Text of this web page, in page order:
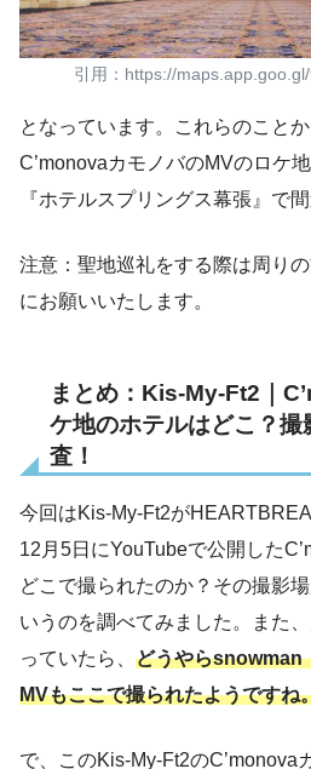
引用：https://
となっています。これらのこと
C’monovaカモノバのMVのロケ
『ホテルスプリングス幕張』で
注意：聖地巡礼をする際は周り
にお願いいたします。
まとめ：Kis-My-Ft2｜
ケ地のホテルはどこ？撮
査！
今回はKis-My-Ft2が
12月5日にYouTubeで公開した
どこで撮られたのか？その撮影
いうのを調べてみました。また
っていたら、 どうやらsnowman
MVもここで撮られたようですね
で、このKis-My-Ft2のC’monova